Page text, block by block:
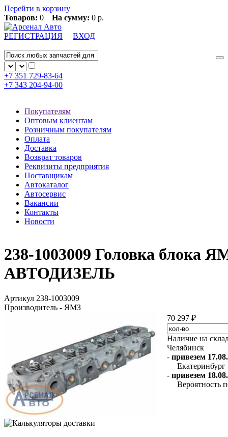
Перейти в корзину
Товаров: 0 На сумму: 0 р.
РЕГИСТРАЦИЯ ВХОД
+7 351 729-83-64
+7 343 204-94-00
Покупателям
Оптовым клиентам
Розничным покупателям
Оплата
Доставка
Возврат товаров
Реквизиты предприятия
Поставщикам
Автокаталог
Автосервис
Вакансии
Контакты
Новости
238-1003009 Головка блока
АВТОДИЗЕЛЬ
Артикул 238-1003009
Производитель - ЯМЗ
70 297 ₽
Наличие на
Челябинск
- привезем
Екатеринбург
- привезем
Вероятность